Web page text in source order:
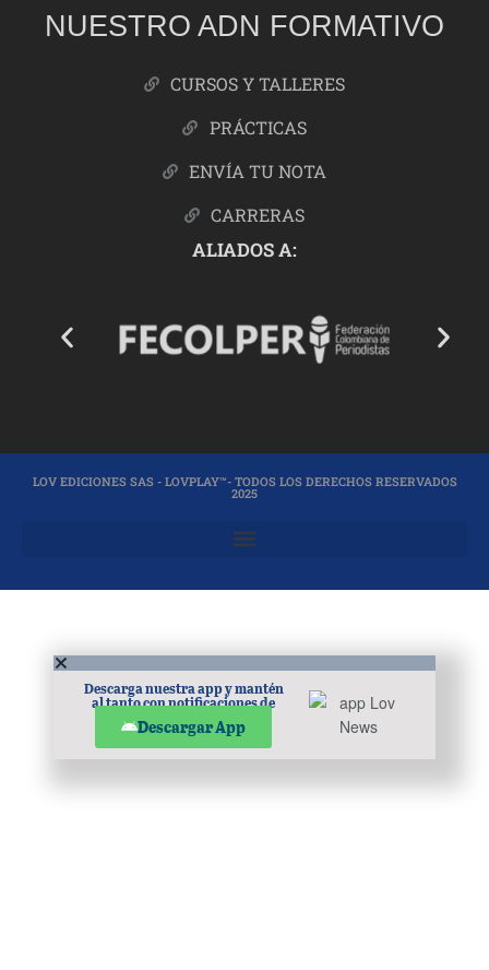
NUESTRO ADN FORMATIVO
CURSOS Y TALLERES
PRÁCTICAS
ENVÍA TU NOTA
CARRERAS
ALIADOS A:
LOV EDICIONES SAS - LOVPLAY™- TODOS LOS DERECHOS RESERVADOS
2025
Descarga nuestra app y mantén
al tanto con notificaciones de
noticias en tu móvil.
Descargar App